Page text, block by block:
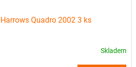
Harrows Quadro 2002 3 ks
Skladem